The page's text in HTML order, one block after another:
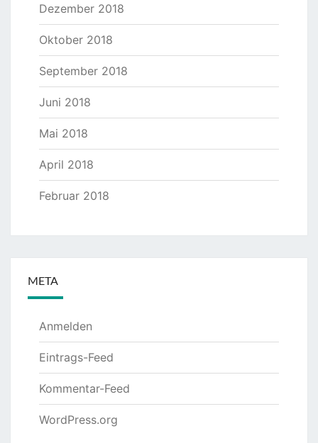
Dezember 2018
Oktober 2018
September 2018
Juni 2018
Mai 2018
April 2018
Februar 2018
META
Anmelden
Eintrags-Feed
Kommentar-Feed
WordPress.org